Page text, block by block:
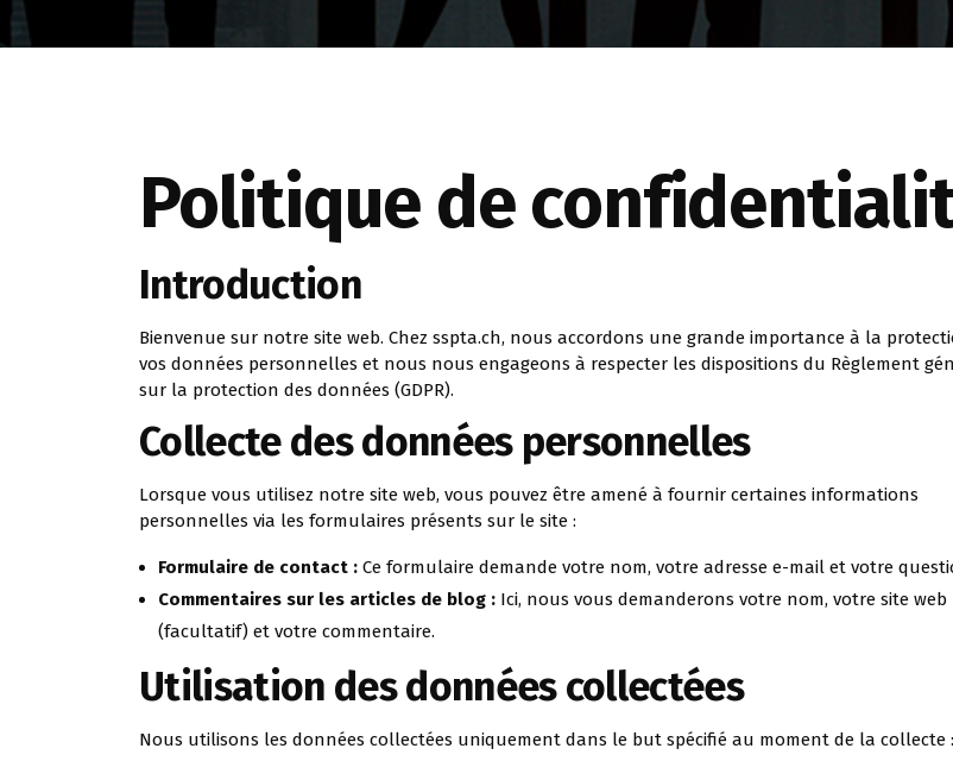
Politique de
Introduction
Bienvenue sur notre site web. Chez sspta.ch, nous accordons une grande importance à la
vos données personnelles et nous nous engageons à respecter les dispositions du Règlement
sur la protection des données (GDPR).
Collecte des données personnelles
Lorsque vous utilisez notre site web, vous pouvez être amené à fournir certaines informations
personnelles via les formulaires présents sur le site :
Formulaire de contact : Ce formulaire demande votre nom, votre adresse e-mail et votre
Commentaires sur les articles de blog : Ici, nous vous demanderons votre nom, votre site web
(facultatif) et votre commentaire.
Utilisation des données collectées
Nous utilisons les données collectées uniquement dans le but spécifié au moment de la collecte :